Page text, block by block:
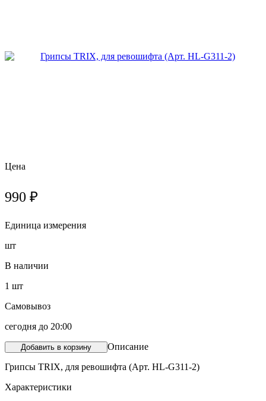
Цена
990 ₽
Единица измерения
шт
В наличии
1 шт
Самовывоз
сегодня до 20:00
Добавить в корзину
Описание
Грипсы TRIX, для ревошифта (Арт. HL-G311-2)
Характеристики